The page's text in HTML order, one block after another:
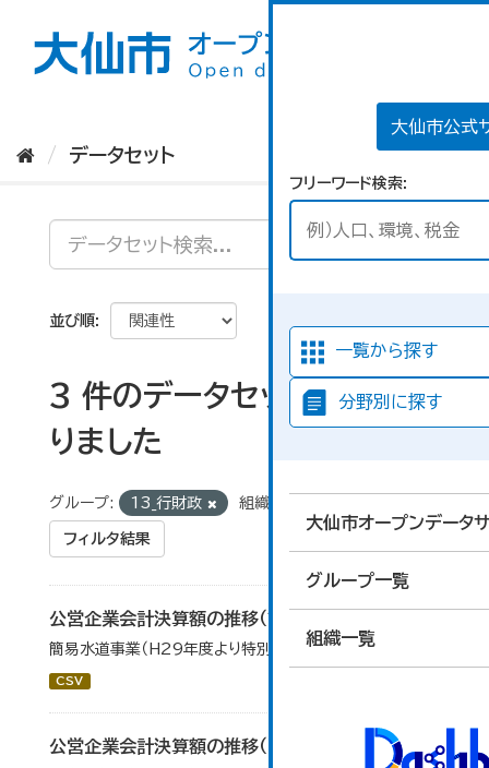
大仙市公式
フリーワード検索
一覧から探す
分野別に探す
大仙市オープンデータ
グループ一覧
組織一覧
データセット
並び順
3 件のデータセットが見つか
りました
グループ: 13_行財政 組織:
フィルタ結果
公営企業会計決算額の推移（簡易水道事業）
簡易水道事業（H29年度より特別会計から移行）
CSV
公営企業会計決算額の推移（下水道事業）